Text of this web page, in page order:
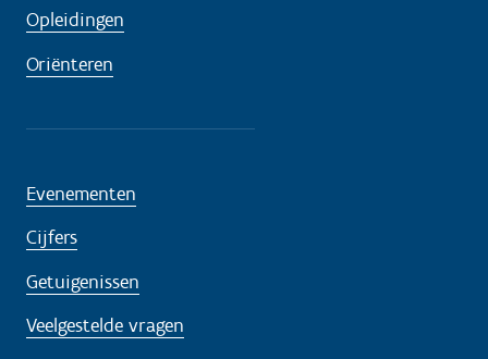
Opleidingen
Oriënteren
Evenementen
Cijfers
Getuigenissen
Veelgestelde vragen